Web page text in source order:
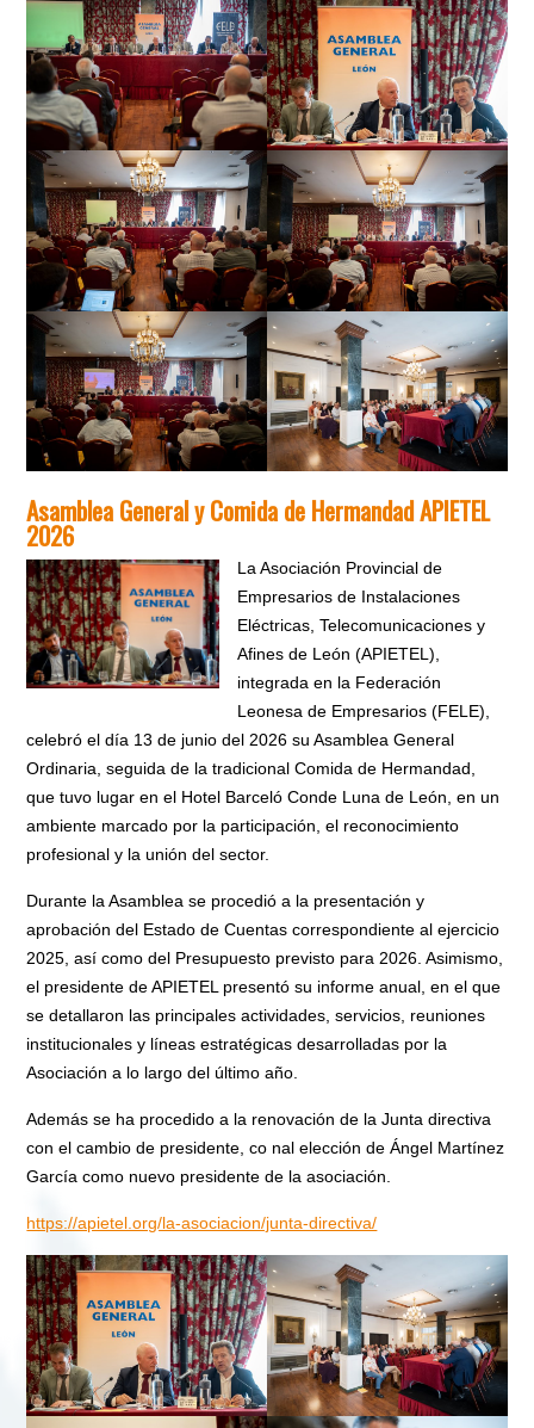
Asamblea General y Comida de Hermandad APIETEL
2026
La Asociación Provincial de
Empresarios de Instalaciones
Eléctricas, Telecomunicaciones y
Afines de León (APIETEL),
integrada en la Federación
Leonesa de Empresarios (FELE),
celebró el día 13 de junio del 2026 su Asamblea General
Ordinaria, seguida de la tradicional Comida de Hermandad,
que tuvo lugar en el Hotel Barceló Conde Luna de León, en un
ambiente marcado por la participación, el reconocimiento
profesional y la unión del sector.
Durante la Asamblea se procedió a la presentación y
aprobación del Estado de Cuentas correspondiente al ejercicio
2025, así como del Presupuesto previsto para 2026. Asimismo,
el presidente de APIETEL presentó su informe anual, en el que
se detallaron las principales actividades, servicios, reuniones
institucionales y líneas estratégicas desarrolladas por la
Asociación a lo largo del último año.
Además se ha procedido a la renovación de la Junta directiva
con el cambio de presidente, co nal elección de Ángel Martínez
García como nuevo presidente de la asociación.
https://apietel.org/la-asociacion/junta-directiva/